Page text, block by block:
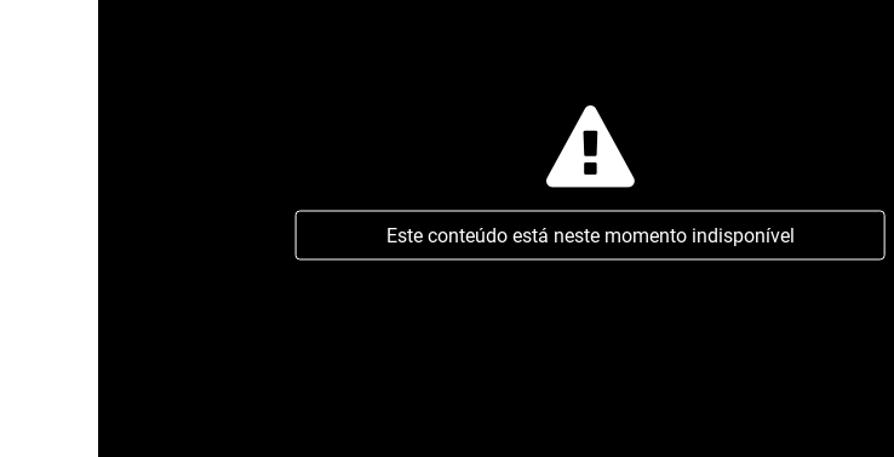
Este conteúdo está neste momento indisponível